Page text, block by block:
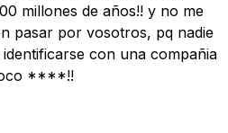
millones de años!! y no me
pasar por vosotros, pq nadie
con una compañia
****!!